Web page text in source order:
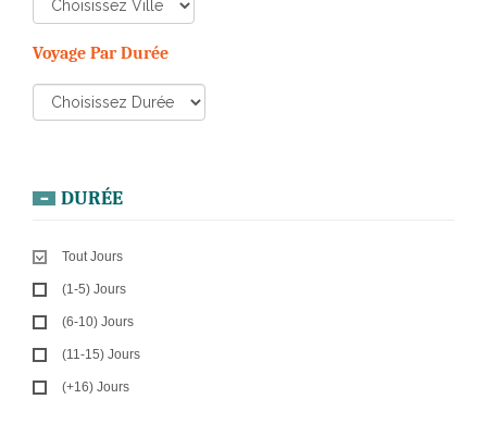
Voyage Par Durée
DURÉE
Tout Jours
(1-5) Jours
(6-10) Jours
(11-15) Jours
(+16) Jours